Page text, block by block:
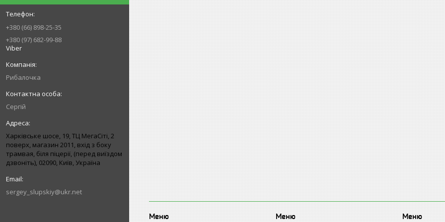
+380 (66) 898-25-35
+380 (97) 682-99-88
Viber
Рибалочка
Сергій
Харківське шосе, 19, ТЦ МегаСіті, 2
поверх, магазин 2011, вхід з боку
трамвая, біля піцерії, (перед виїздом
дзвоніть), 02090, Київ, Україна
sergey_slupskiy@ukr.net
Меню Меню Меню